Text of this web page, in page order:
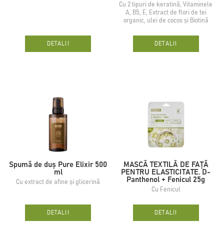
DETALII
Cu 2 tipuri de keratină, Vitaminele
A, B5, E, Extract de flori de tei
organic, ulei de cocos și Biotină
DETALII
Spumă de duș Pure Elixir 500
ml
Cu extract de afine și glicerină
DETALII
MASCĂ TEXTILĂ DE FAȚĂ
PENTRU ELASTICITATE. D-
Panthenol + Fenicul 25g
Cu Fenicul
DETALII